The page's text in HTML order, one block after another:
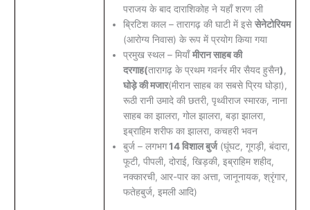
पराजय के बाद दाराशिकोह ने यहाँ शरण ली
ब्रिटिश काल – तारागढ़ की घाटी में इसेसेनेटोरियम
(आरोग्य निवास) के रूप में प्रयोग किया गया
प्रमुख स्थल – मियाँमीरान साहब की
दरगाह(तारागढ़ के प्रथम गवर्नर मीर सैयद हुसैन),
घोड़े की मजार(मीरान साहब का सबसे प्रिय घोड़ा),
रूठी रानी उमादे की छतरी, पृथ्वीराज स्मारक, नाना
साहब का झालरा, गोल झालरा, बड़ा झालरा,
इब्राहिम शरीफ का झालरा, कचहरी भवन
बुर्ज – लगभग14 विशाल बुर्ज(घूंघट, गूगड़ी, बंदारा,
फूटी, पीपली, दोराई, खिड़की, इब्राहिम शहीद,
नक्कारची, आर-पार का अत्ता, जानूनायक, श्रृंगार,
फतेहबुर्ज, इमली आदि)